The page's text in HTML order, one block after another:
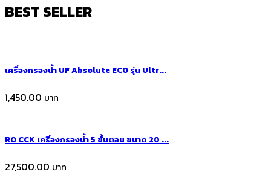
BEST SELLER
เครื่องกรองน้ำ UF Absolute ECO รุ่น Ultr...
1,450.00
RO CCK เครื่องกรองน้ำ 5 ขั้นตอน ขนาด 20 ...
27,500.00